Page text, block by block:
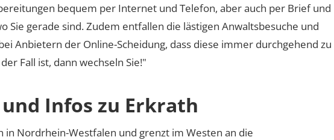
bequem per Internet und Telefon, aber auch per Brief und
Sie gerade sind. Zudem entfallen die lästigen Anwaltsbesuche und
Anbietern der Online-Scheidung, dass diese immer durchgehend zu
Fall ist, dann wechseln Sie!"
Infos zu Erkrath
in Nordrhein-Westfalen und grenzt im Westen an die